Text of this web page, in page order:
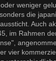
weniger
die
Auch
im Rahmen
vier